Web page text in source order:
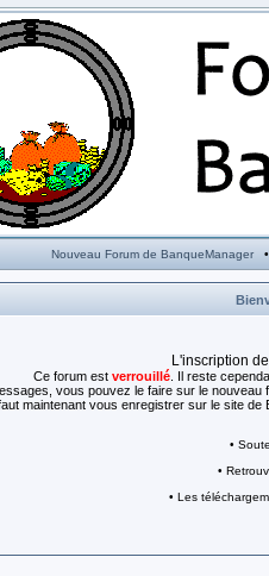
Nouveau Forum de BanqueManager•
L'inscription
Ce forum est verrouillé . Il reste
vous pouvez le faire sur le
maintenant vous enregistrer sur le site
•
•
• Les